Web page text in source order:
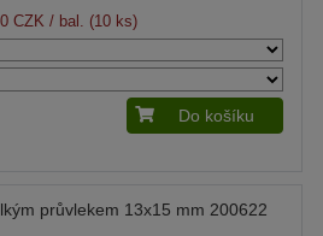
CZK / bal. (10 ks)
Do košíku
průvlekem 13x15 mm 200622